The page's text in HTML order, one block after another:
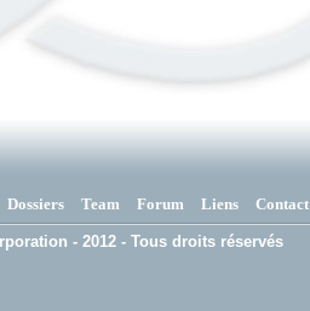
Dossiers Team Forum Liens Contact
- 2012 - Tous droits réservés